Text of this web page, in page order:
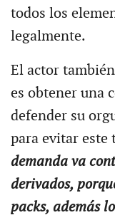
todos los
legalmente.
El actor
es obtener una
defender su
para evitar este
demanda va
derivados,
packs, además